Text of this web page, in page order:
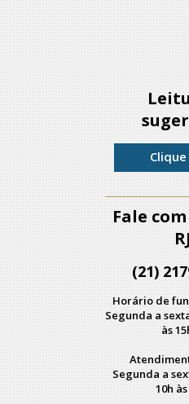
Fale com
RJ
(21)
Horário de
Segunda a
às
Segunda a
10h